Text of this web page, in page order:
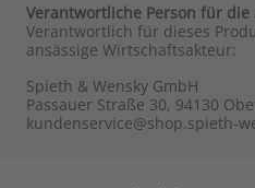
Verantwortliche Person für die
Verantwortlich für dieses
ansässige Wirtschaftsakteur:
Spieth & Wensky GmbH
Passauer Straße 30, 94130
kundenservice@shop.spieth-